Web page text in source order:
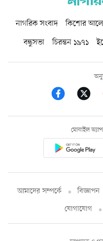
নাগরিক সংবাদ কিশোর
বন্ধুসভা
চিরন্তন ১৯৭১
মোবাইল
আমাদের সম্পর্কে বিজ্ঞাপন
যোগাযোগ